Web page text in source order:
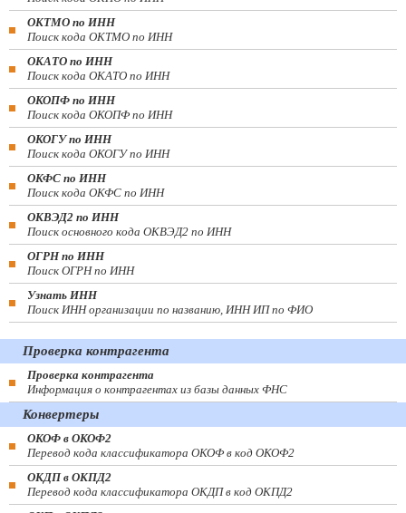
ОКТМО по ИНН
Поиск кода ОКТМО по ИНН
ОКАТО по ИНН
Поиск кода ОКАТО по ИНН
ОКОПФ по ИНН
Поиск кода ОКОПФ по ИНН
ОКОГУ по ИНН
Поиск кода ОКОГУ по ИНН
ОКФС по ИНН
Поиск кода ОКФС по ИНН
ОКВЭД2 по ИНН
Поиск основного кода ОКВЭД2 по ИНН
ОГРН по ИНН
Поиск ОГРН по ИНН
Узнать ИНН
Поиск ИНН организации по названию, ИНН ИП по ФИО
Проверка контрагента
Проверка контрагента
Информация о контрагентах из базы данных ФНС
Конвертеры
ОКОФ в ОКОФ2
Перевод кода классификатора ОКОФ в код ОКОФ2
ОКДП в ОКПД2
Перевод кода классификатора ОКДП в код ОКПД2